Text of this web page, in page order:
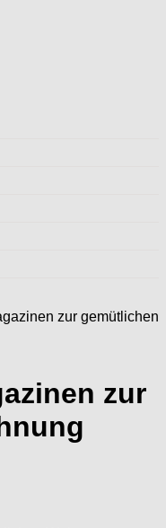
zur gemütlichen
zur